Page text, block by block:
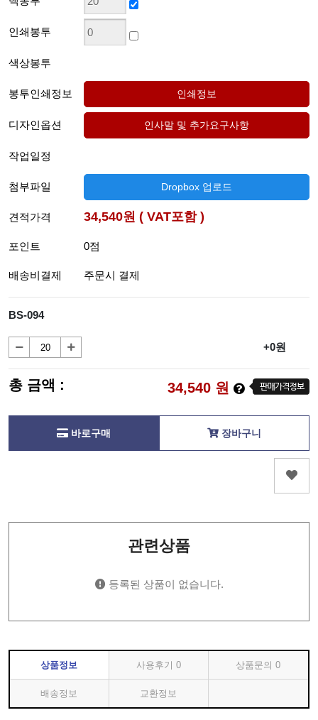
인쇄봉투
색상봉투
봉투인쇄정보
디자인옵션
작업일정
첨부파일 Dropbox 업로드
견적가격 34,540원 ( VAT포함 )
포인트 0점
배송비결제 주문시 결제
BS-094
+0원
총 금액 : 34,540 원
바로구매 장바구니
관련상품
등록된 상품이 없습니다.
상품정보 사용후기 0 상품문의0
배송정보 교환정보